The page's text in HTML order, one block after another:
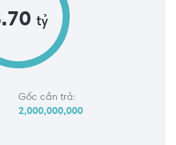
tỷ
Gốc cần trả:
2,000,000,000